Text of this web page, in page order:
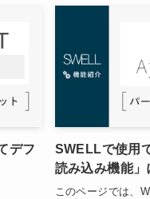
デフ
SWELLで使用
読み込み機能」
このページでは、